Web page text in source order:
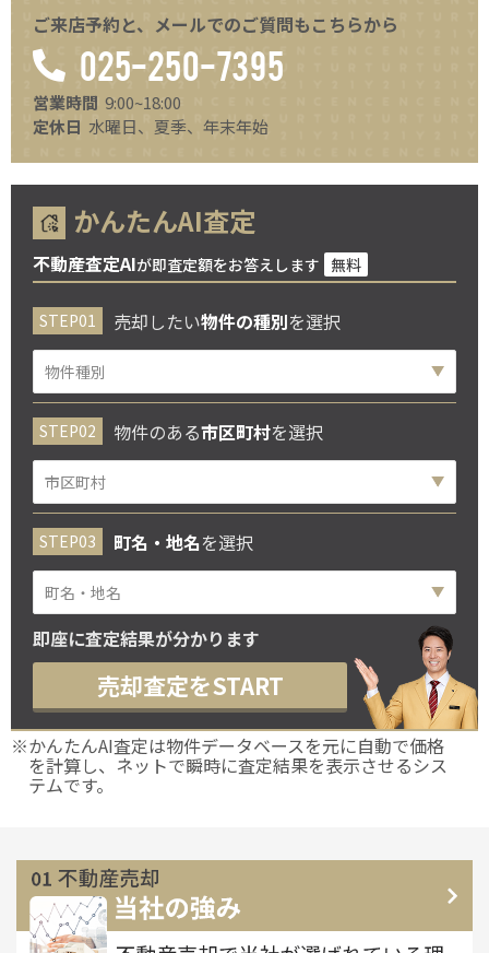
ご来店予約と、メールでのご質問もこちらから
025-250-7395
営業時間 9:00~18:00
定休日 水曜日、夏季、年末年始
かんたんAI査定
不動産査定AIが即査定額をお答えします 無料
売却したい物件の種別を選択
物件のある市区町村を選択
町名・地名を選択
即座に査定結果が分かります
売却査定をSTART
※かんたんAI査定は物件データベースを元に自動で価格
を計算し、ネットで瞬時に査定結果を表示させるシス
テムです。